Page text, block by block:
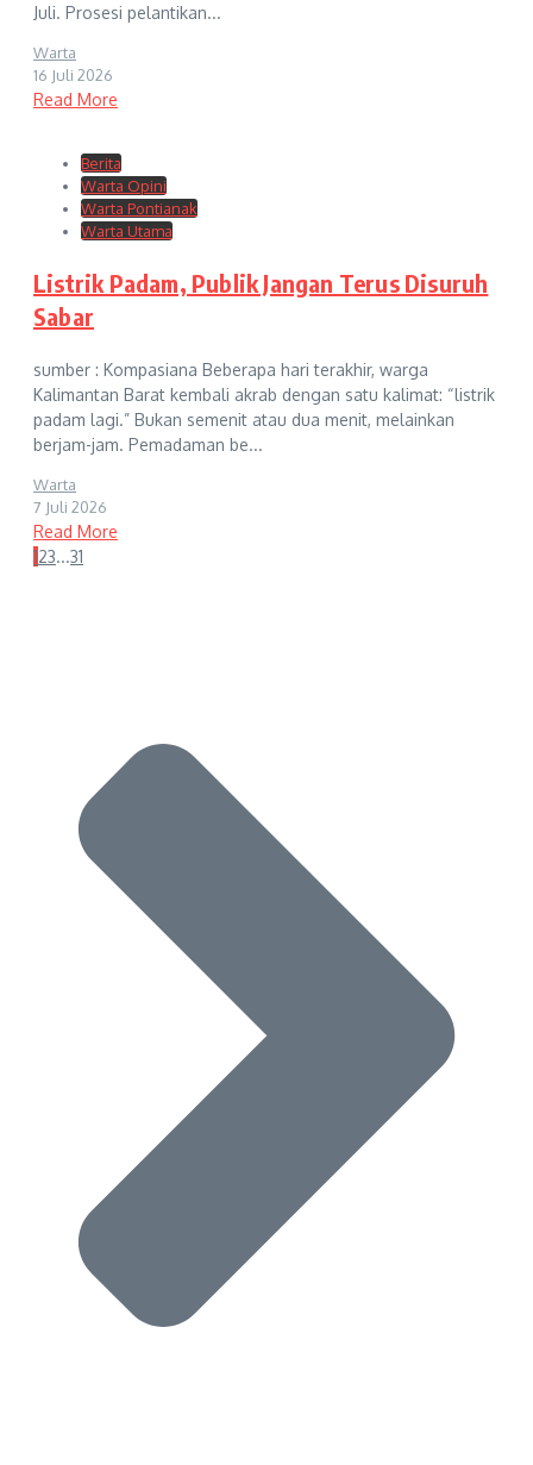
Juli. Prosesi pelantikan...
Warta
16 Juli 2026
Read More
Berita
Warta Opini
Warta Pontianak
Warta Utama
Listrik Padam, Publik Jangan Terus Disuruh
Sabar
sumber : Kompasiana Beberapa hari terakhir, warga
Kalimantan Barat kembali akrab dengan satu kalimat: “listrik
padam lagi.” Bukan semenit atau dua menit, melainkan
berjam-jam. Pemadaman be...
Warta
7 Juli 2026
Read More
123...31